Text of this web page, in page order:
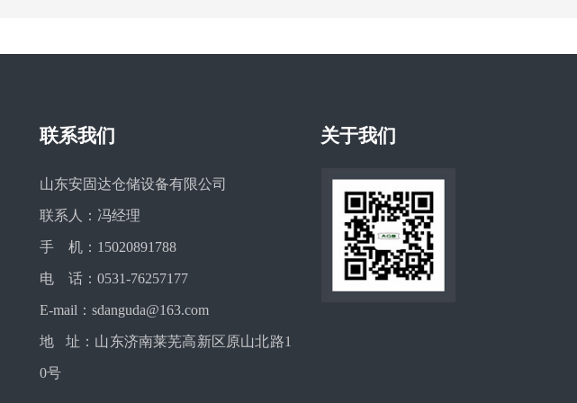
联系我们
山东安固达仓储设备有限公司
联系人：冯经理
手 机：15020891788
电 话：0531-76257177
E-mail：sdanguda@163.com
地 址：山东济南莱芜高新区原山北路1
0号
关于我们